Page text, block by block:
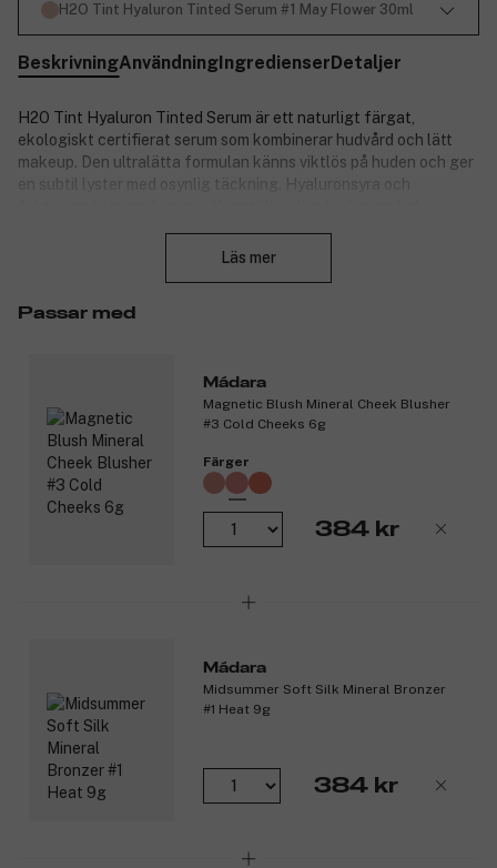
H2O Tint Hyaluron Tinted Serum #1 May Flower 30ml
BeskrivningAnvändningIngredienserDetaljer
H2O Tint Hyaluron Tinted Serum är ett naturligt färgat,
ekologiskt certifierat serum som kombinerar hudvård och lätt
makeup. Den ultralätta formulan känns viktlös på huden och ger
en subtil lyster med osynlig täckning. Hyaluronsyra och
Mineralpigment och fint malda glittrande partiklar jämnar ut
basprodukt i vardagen.
Läs mer
Passar med
Mádara
Magnetic Blush Mineral Cheek Blusher
#3 Cold Cheeks 6g
Färger
384 kr
Mádara
Midsummer Soft Silk Mineral Bronzer
#1 Heat 9g
384 kr